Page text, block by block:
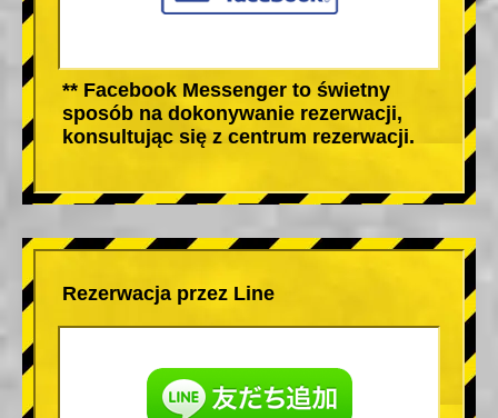
** Facebook Messenger to świetny
sposób na dokonywanie rezerwacji,
konsultując się z centrum rezerwacji.
Rezerwacja przez Line